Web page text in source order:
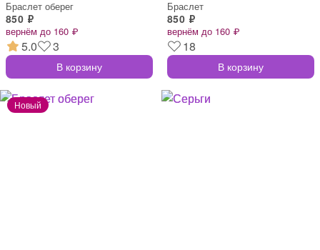
Браслет оберег
850 ₽
вернём до 160 ₽
5.0 3
В корзину
Браслет
850 ₽
вернём до 160 ₽
18
В корзину